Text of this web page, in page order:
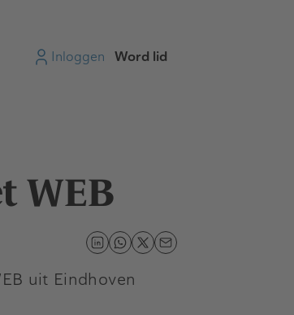
Inloggen Word lid
WEB
uit Eindhoven